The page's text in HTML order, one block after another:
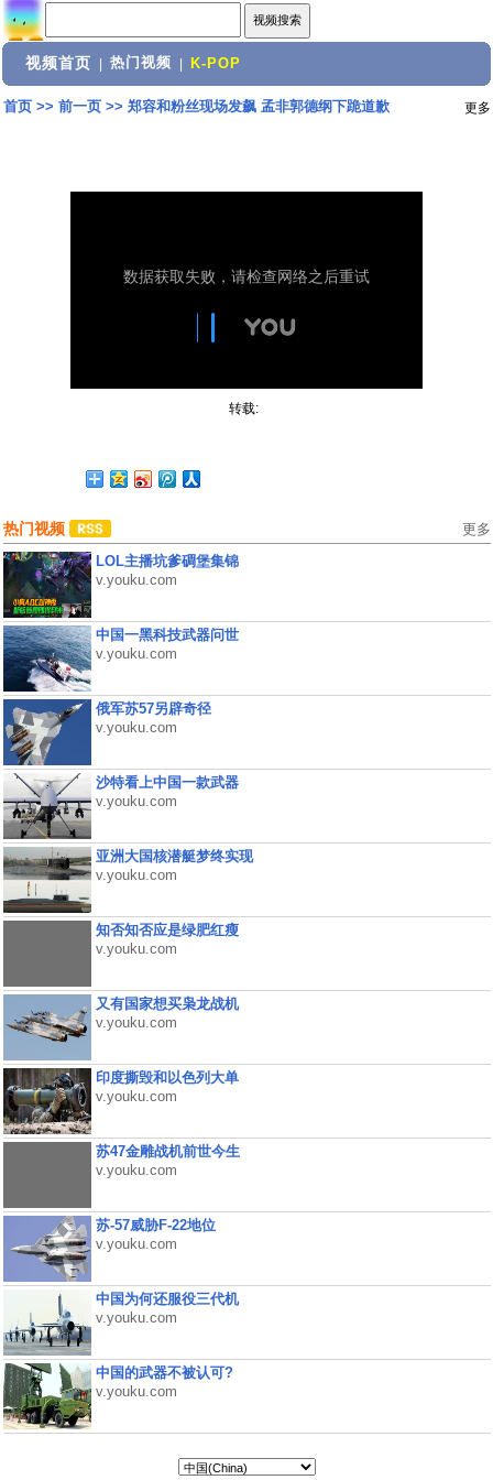
视频首页 热门视频 K-POP
首页>> 前一页>> 郑容和粉丝现场发飙 孟非郭德纲下跪道歉 更多
转载:
热门视频 更多
LOL主播坑爹碉堡集锦
v.youku.com
中国一黑科技武器问世
v.youku.com
俄军苏57另辟奇径
v.youku.com
沙特看上中国一款武器
v.youku.com
亚洲大国核潜艇梦终实现
v.youku.com
知否知否应是绿肥红瘦
v.youku.com
又有国家想买枭龙战机
v.youku.com
印度撕毁和以色列大单
v.youku.com
苏47金雕战机前世今生
v.youku.com
苏-57威胁F-22地位
v.youku.com
中国为何还服役三代机
v.youku.com
中国的武器不被认可?
v.youku.com